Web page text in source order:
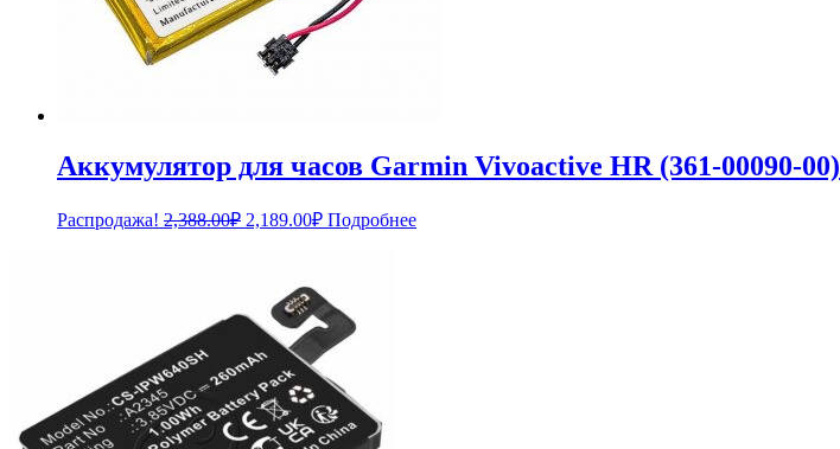
Аккумулятор для часов Garmin Vivoactive HR (361-00090-00)
Распродажа! 2,388.00₽ Первоначальная
2,388.00₽.
2,189.00₽Текущая
цена:
Подробнее